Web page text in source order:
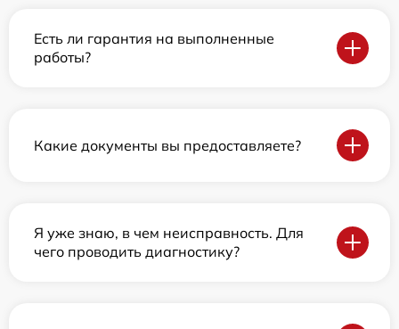
Есть ли гарантия на выполненные
работы?
Какие документы вы предоставляете?
Я уже знаю, в чем неисправность. Для
чего проводить диагностику?